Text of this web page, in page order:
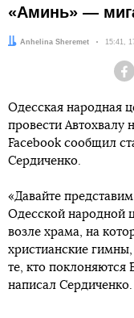
«Аминь» —
Автор:
Anhelina Sheremet Дата:
15:41,
Одесская народная
провести Автохвалу
Facebook сообщил
Сердиченко.
«Давайте
Одесской народной
возле храма, на
христианские
те, кто поклоняются
написал Сердиченко.